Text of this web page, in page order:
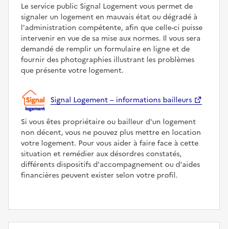
Le service public Signal Logement vous permet de
signaler un logement en mauvais état ou dégradé à
l'administration compétente, afin que celle-ci puisse
intervenir en vue de sa mise aux normes. Il vous sera
demandé de remplir un formulaire en ligne et de
fournir des photographies illustrant les problèmes
que présente votre logement.
Signal Logement – informations bailleurs
Si vous êtes propriétaire ou bailleur d'un logement
non décent, vous ne pouvez plus mettre en location
votre logement. Pour vous aider à faire face à cette
situation et remédier aux désordres constatés,
différents dispositifs d'accompagnement ou d'aides
financières peuvent exister selon votre profil.